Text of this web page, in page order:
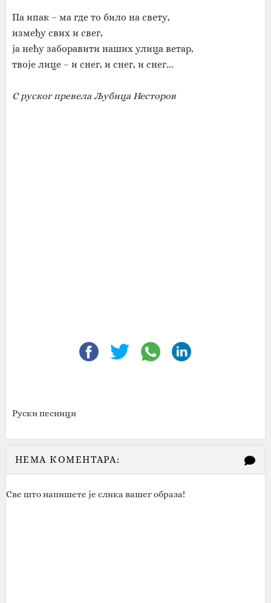
Па ипак – ма где то било на свету,
између свих и свег,
ја нећу заборавити наших улица ветар,
твоје лице – и снег, и снег, и снег...
С руског превела Љубица Несторов
Руски песници
НЕМА КОМЕНТАРА:
Све што напишете је слика вашег образа!